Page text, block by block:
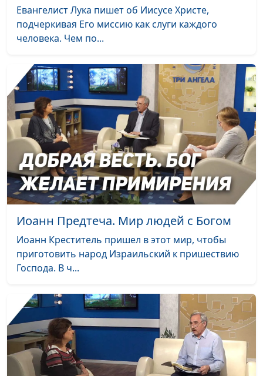
Евангелист Лука пишет об Иисусе Христе,
подчеркивая Его миссию как слуги каждого
человека. Чем по...
Иоанн Предтеча. Мир людей с Богом
Иоанн Креститель пришел в этот мир, чтобы
приготовить народ Израильский к пришествию
Господа. В ч...